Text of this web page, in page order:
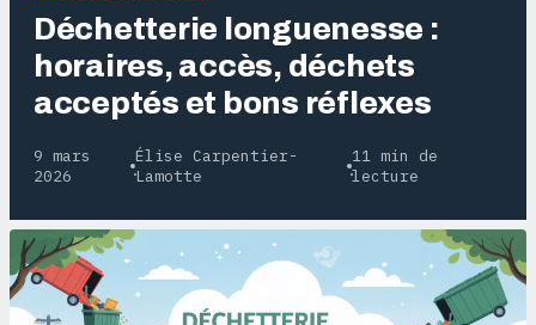
Déchetterie longuenesse :
horaires, accès, déchets
acceptés et bons réflexes
9 mars
2026
·
Élise Carpentier-
Lamotte
·
11 min de
lecture